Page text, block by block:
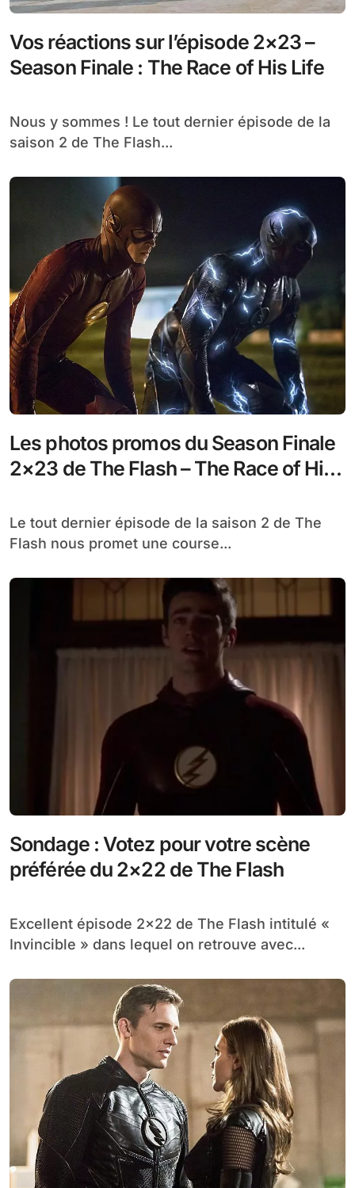
Vos réactions sur l’épisode 2×23 –
Season Finale : The Race of His Life
Nous y sommes ! Le tout dernier épisode de la
saison 2 de The Flash...
Les photos promos du Season Finale
2×23 de The Flash – The Race of His
Le tout dernier épisode de la saison 2 de The
Flash nous promet une course...
Sondage : Votez pour votre scène
préférée du 2×22 de The Flash
Excellent épisode 2×22 de The Flash intitulé «
Invincible » dans lequel on retrouve avec...